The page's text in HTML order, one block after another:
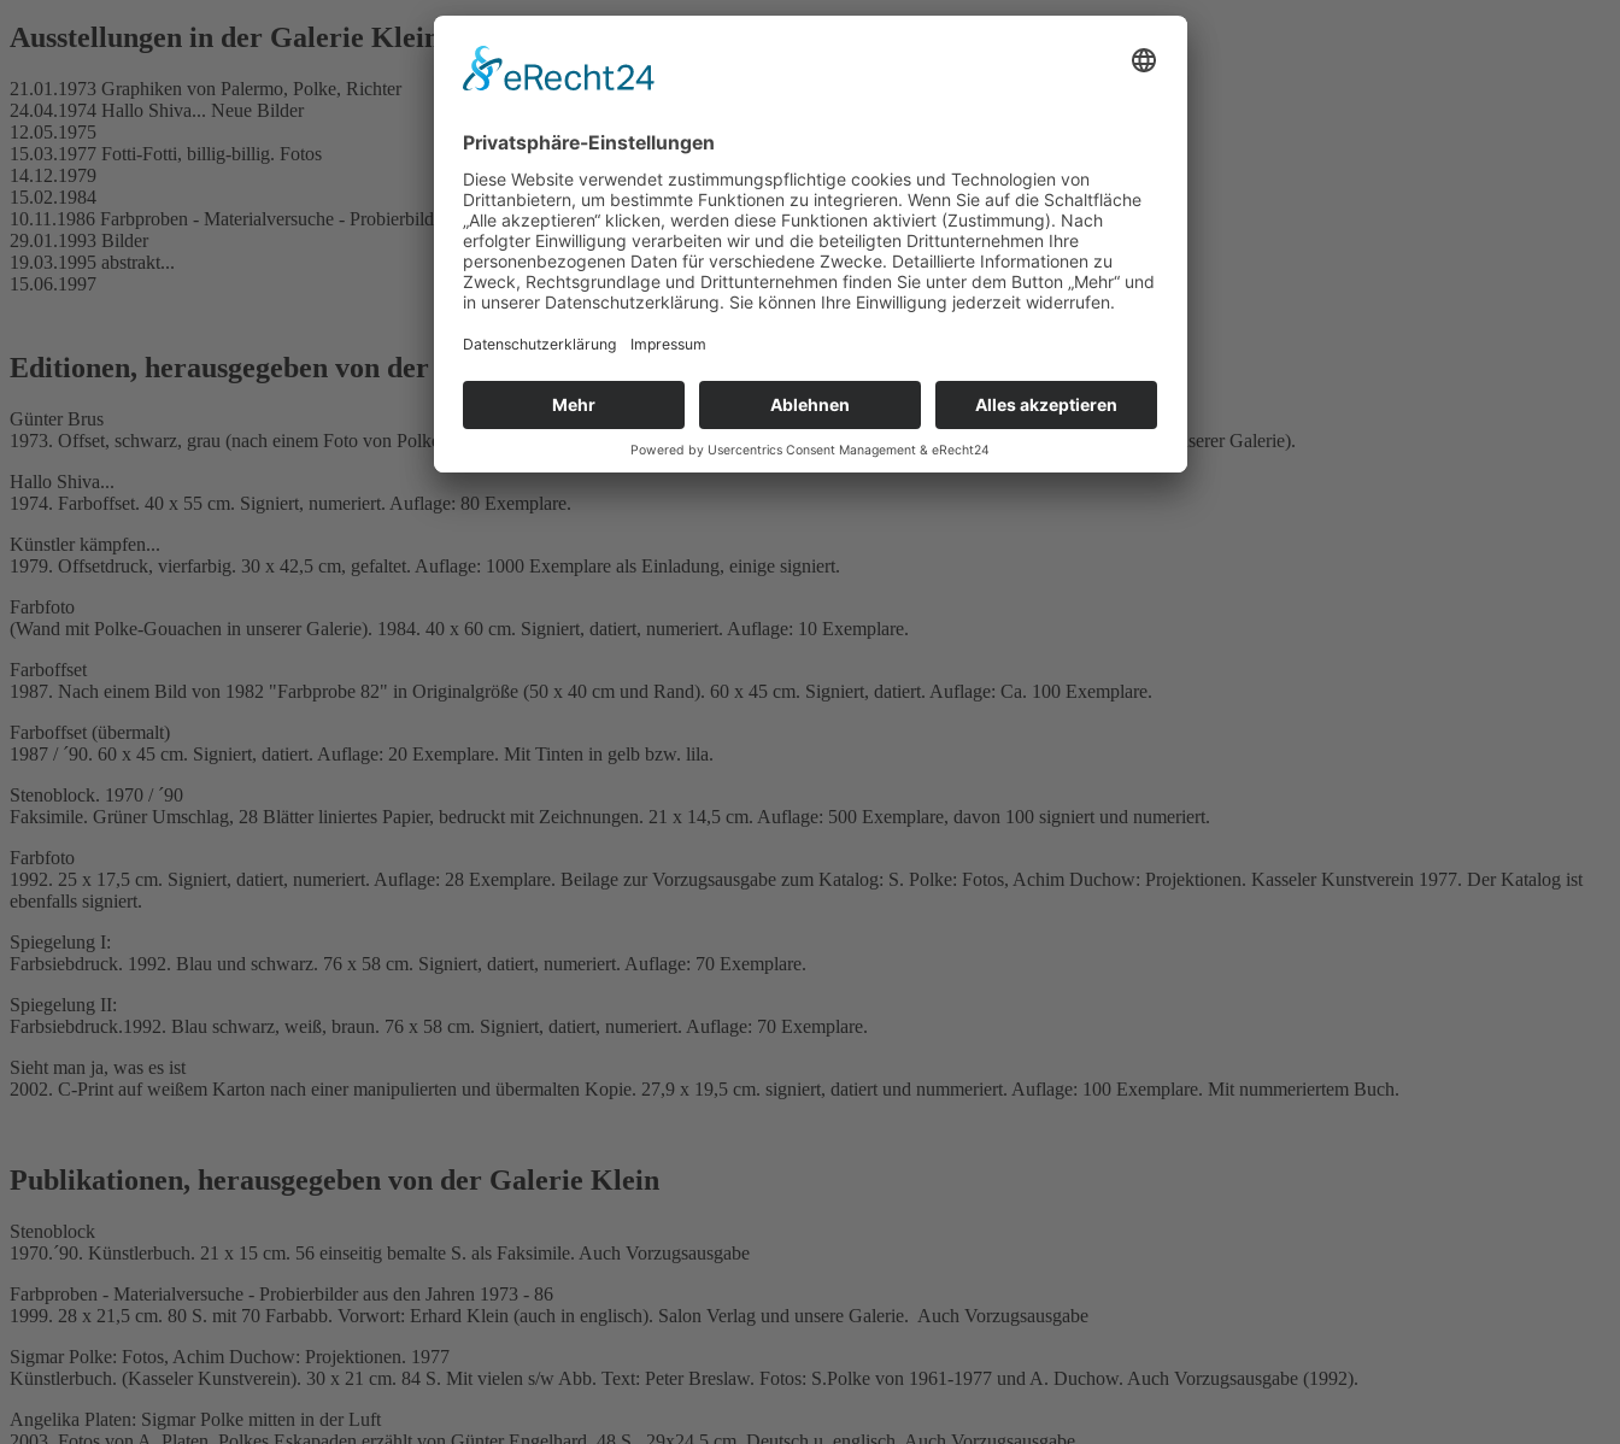
Ausstellungen in der Galerie Klein
21.01.1973 Graphiken von Palermo, Polke, Richter
24.04.1974 Hallo Shiva... Neue Bilder
12.05.1975
15.03.1977 Fotti-Fotti, billig-billig. Fotos
14.12.1979
15.02.1984
10.11.1986 Farbproben - Materialversuche - Probierbilder aus den Jahren 1973 - 1986
29.01.1993 Bilder
19.03.1995 abstrakt...
15.06.1997
Editionen, herausgegeben von der Galerie Klein
Günter Brus
1973. Offset, schwarz, grau (nach einem Foto von Polke). 29 x 23 cm. Signiert, numeriert. Auflage: 175 Exemplare. (Edition Udo Liebelt, Marburg und unserer Galerie).
Hallo Shiva...
1974. Farboffset. 40 x 55 cm. Signiert, numeriert. Auflage: 80 Exemplare.
Künstler kämpfen...
1979. Offsetdruck, vierfarbig. 30 x 42,5 cm, gefaltet. Auflage: 1000 Exemplare als Einladung, einige signiert.
Farbfoto
(Wand mit Polke-Gouachen in unserer Galerie). 1984. 40 x 60 cm. Signiert, datiert, numeriert. Auflage: 10 Exemplare.
Farboffset
1987. Nach einem Bild von 1982 "Farbprobe 82" in Originalgröße (50 x 40 cm und Rand). 60 x 45 cm. Signiert, datiert. Auflage: Ca. 100 Exemplare.
Farboffset (übermalt)
1987 / ´90. 60 x 45 cm. Signiert, datiert. Auflage: 20 Exemplare. Mit Tinten in gelb bzw. lila.
Stenoblock. 1970 / ´90
Faksimile. Grüner Umschlag, 28 Blätter liniertes Papier, bedruckt mit Zeichnungen. 21 x 14,5 cm. Auflage: 500 Exemplare, davon 100 signiert und numeriert.
Farbfoto
1992. 25 x 17,5 cm. Signiert, datiert, numeriert. Auflage: 28 Exemplare. Beilage zur Vorzugsausgabe zum Katalog: S. Polke: Fotos, Achim Duchow: Projektionen. Kasseler Kunstverein 1977. Der Katalog ist
ebenfalls signiert.
Spiegelung I:
Farbsiebdruck. 1992. Blau und schwarz. 76 x 58 cm. Signiert, datiert, numeriert. Auflage: 70 Exemplare.
Spiegelung II:
Farbsiebdruck.1992. Blau schwarz, weiß, braun. 76 x 58 cm. Signiert, datiert, numeriert. Auflage: 70 Exemplare.
Sieht man ja, was es ist
2002. C-Print auf weißem Karton nach einer manipulierten und übermalten Kopie. 27,9 x 19,5 cm. signiert, datiert und nummeriert. Auflage: 100 Exemplare. Mit nummeriertem Buch.
Publikationen, herausgegeben von der Galerie Klein
Stenoblock
1970.´90. Künstlerbuch. 21 x 15 cm. 56 einseitig bemalte S. als Faksimile. Auch Vorzugsausgabe
Farbproben - Materialversuche - Probierbilder aus den Jahren 1973 - 86
1999. 28 x 21,5 cm. 80 S. mit 70 Farbabb. Vorwort: Erhard Klein (auch in englisch). Salon Verlag und unsere Galerie. Auch Vorzugsausgabe
Sigmar Polke: Fotos, Achim Duchow: Projektionen. 1977
Künstlerbuch. (Kasseler Kunstverein). 30 x 21 cm. 84 S. Mit vielen s/w Abb. Text: Peter Breslaw. Fotos: S.Polke von 1961-1977 und A. Duchow. Auch Vorzugsausgabe (1992).
Angelika Platen: Sigmar Polke mitten in der Luft